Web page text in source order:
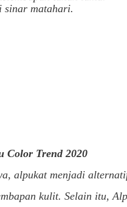
sinar matahari.
Color Trend 2020
alpukat menjadi
kulit. Selain itu,